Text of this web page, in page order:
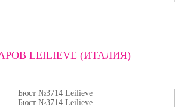
LEILIEVE (ИТАЛИЯ)